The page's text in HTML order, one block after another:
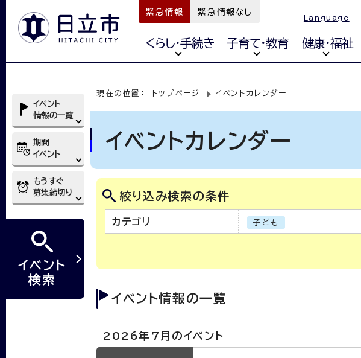
緊急情報 緊急情報なし
Language
くらし・手続き 子育て・教育 健康・福祉
現在の位置： トップページ イベントカレンダー
イベントカレンダー
イベント
情報の一覧
期間
イベント
もうすぐ
募集締切り
イベント
検索
絞り込み検索の条件
カテゴリ 子ども
イベント情報の一覧
2026年7月のイベント